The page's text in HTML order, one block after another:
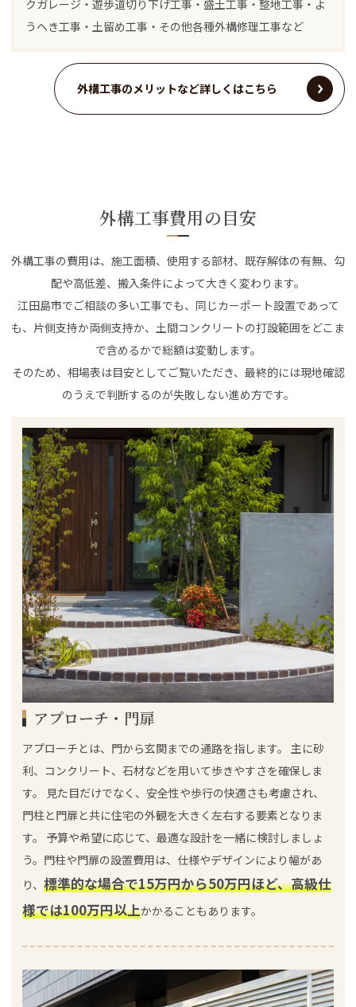
クガレージ・遊歩道切り下げ工事・盛土工事・整地工事・よ
うへき工事・土留め工事・その他各種外構修理工事など
外構工事のメリットなど詳しくはこちら
外構工事費用の目安
外構工事の費用は、施工面積、使用する部材、既存解体の有無、勾
配や高低差、搬入条件によって大きく変わります。
江田島市でご相談の多い工事でも、同じカーポート設置であって
も、片側支持か両側支持か、土間コンクリートの打設範囲をどこま
で含めるかで総額は変動します。
そのため、相場表は目安としてご覧いただき、最終的には現地確認
のうえで判断するのが失敗しない進め方です。
アプローチ・門扉
アプローチとは、門から玄関までの通路を指します。 主に砂
利、コンクリート、石材などを用いて歩きやすさを確保しま
す。 見た目だけでなく、安全性や歩行の快適さも考慮され、
門柱と門扉と共に住宅の外観を大きく左右する要素となりま
す。 予算や希望に応じて、最適な設計を一緒に検討しましょ
う。門柱や門扉の設置費用は、仕様やデザインにより幅があ
り、 標準的な場合で15万円から50万円ほど、高級仕
様では100万円以上かかることもあります。